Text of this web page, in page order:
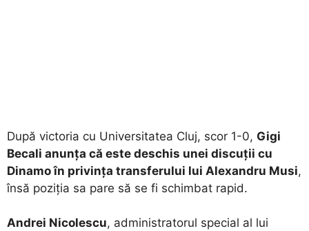
După victoria cu Universitatea Cluj, scor 1-0, Gigi
Becali anunța că este deschis unei discuții cu
Dinamo în privința transferului lui Alexandru Musi,
însă poziția sa pare să se fi schimbat rapid.
Andrei Nicolescu, administratorul special al lui